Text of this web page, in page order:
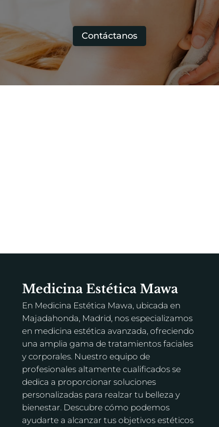
Contáctanos
Medicina Estética Mawa
En Medicina Estética Mawa, ubicada en
Majadahonda, Madrid, nos especializamos
en medicina estética avanzada, ofreciendo
una amplia gama de tratamientos faciales
y corporales. Nuestro equipo de
profesionales altamente cualificados se
dedica a proporcionar soluciones
personalizadas para realzar tu belleza y
bienestar. Descubre cómo podemos
ayudarte a alcanzar tus objetivos estéticos